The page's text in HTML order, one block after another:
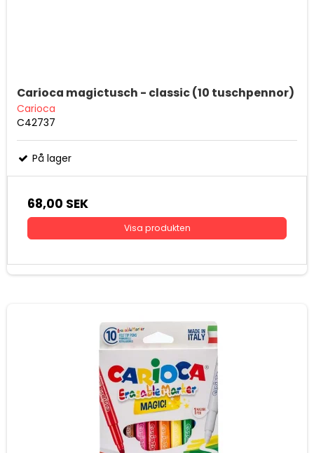
Carioca magictusch - classic (10 tuschpennor)
Carioca
C42737
På lager
68,00 SEK
Visa produkten